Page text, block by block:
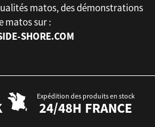
matos, des démonstrations
matos sur :
SHORE.COM
Expédition des produits en stock
24/48H FRANCE